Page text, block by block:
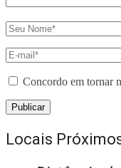
Concordo em tornar
Locais